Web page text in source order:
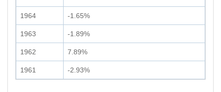
1964 -1.65%
1963 -1.89%
1962 7.89%
1961 -2.93%